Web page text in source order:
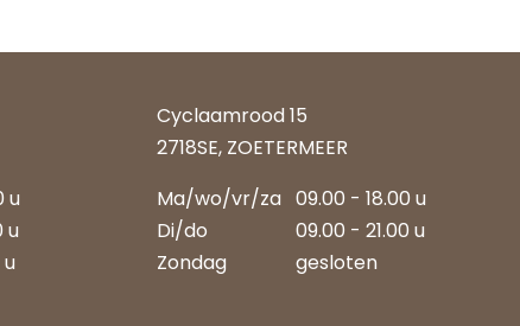
u
u
u
Cyclaamrood 15
2718SE, ZOETERMEER
Ma/wo/vr/za 09.00 - 18.00 u
Di/do
09.00 - 21.00 u
Zondag
gesloten